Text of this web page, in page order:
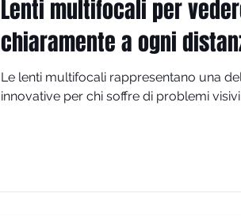
Lenti multifocali per
chiaramente a ogni
Le lenti multifocali rappresentano una
innovative per chi soffre di problemi visivi